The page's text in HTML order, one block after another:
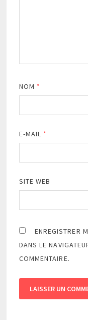
NOM *
E-MAIL *
SITE WEB
ENREGISTRER
DANS LE
COMMENTAIRE.